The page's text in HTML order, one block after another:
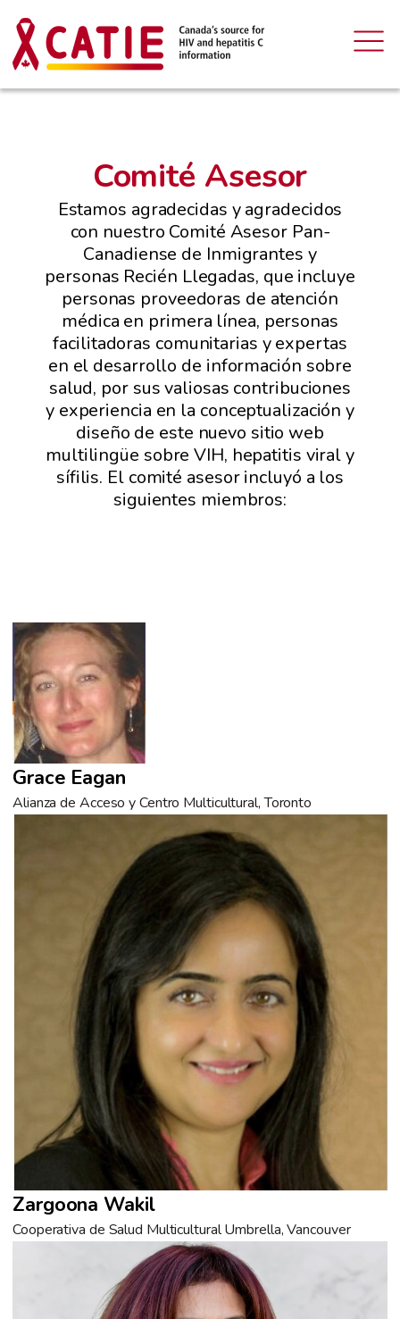
Comité Asesor
Estamos agradecidas y agradecidos
con nuestro Comité Asesor Pan-
Canadiense de Inmigrantes y
personas Recién Llegadas, que incluye
personas proveedoras de atención
médica en primera línea, personas
facilitadoras comunitarias y expertas
en el desarrollo de información sobre
salud, por sus valiosas contribuciones
y experiencia en la conceptualización y
diseño de este nuevo sitio web
multilingüe sobre VIH, hepatitis viral y
sífilis. El comité asesor incluyó a los
siguientes miembros:
Grace Eagan
Alianza de Acceso y Centro Multicultural, Toronto
Zargoona Wakil
Cooperativa de Salud Multicultural Umbrella, Vancouver